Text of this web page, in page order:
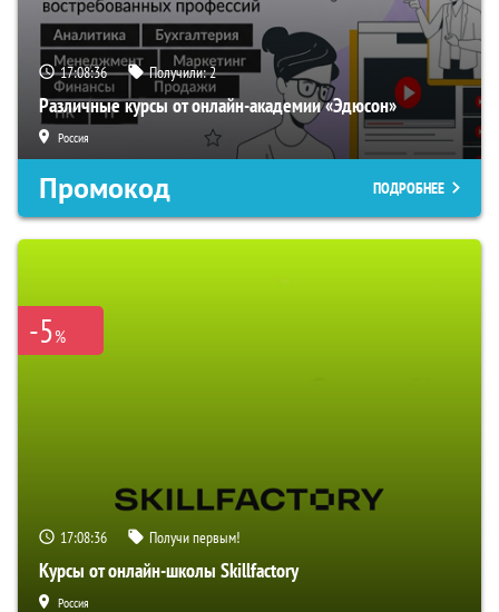
17:08:35 Получили:2
Различные курсы от онлайн-академии «Эдюсон»
Россия
Промокод ПОДРОБНЕЕ
-5%
17:08:35 Получи первым!
Курсы от онлайн-школы Skillfactory
Россия